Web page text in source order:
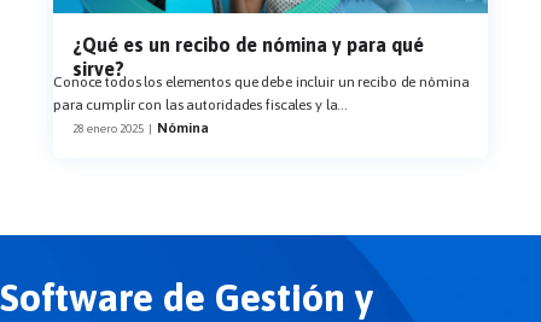
¿Qué es un recibo de nómina y para qué
sirve?
Conoce todos los elementos que debe incluir un recibo de nómina
para cumplir con las autoridades fiscales y la...
28 enero 2025 | Nómina
Software de Gestión y